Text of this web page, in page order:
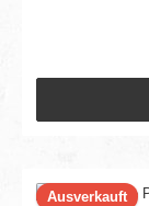
Ausverkauft